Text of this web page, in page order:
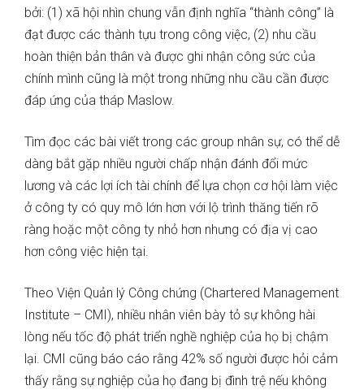
bởi: (1) xã hội nhìn chung vẫn định nghĩa “thành công” là
đạt được các thành tựu trong công việc, (2) nhu cầu
hoàn thiện bản thân và được ghi nhận công sức của
chính mình cũng là một trong những nhu cầu cần được
đáp ứng của tháp Maslow.
Tìm đọc các bài viết trong các group nhân sự, có thể dễ
dàng bắt gặp nhiều người chấp nhận đánh đổi mức
lương và các lợi ích tài chính để lựa chọn cơ hội làm việc
ở công ty có quy mô lớn hơn với lộ trình thăng tiến rõ
ràng hoặc một công ty nhỏ hơn nhưng có địa vị cao
hơn công việc hiện tại.
Theo Viện Quản lý Công chứng (Chartered Management
Institute – CMI), nhiều nhân viên bày tỏ sự không hài
lòng nếu tốc độ phát triển nghề nghiệp của họ bị chậm
lại. CMI cũng báo cáo rằng 42% số người được hỏi cảm
thấy rằng sự nghiệp của họ đang bị đình trệ nếu không